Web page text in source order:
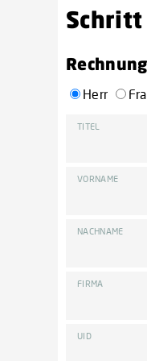
Schritt
Herr
TITEL
VORNAME
NACHNAME
FIRMA
UID